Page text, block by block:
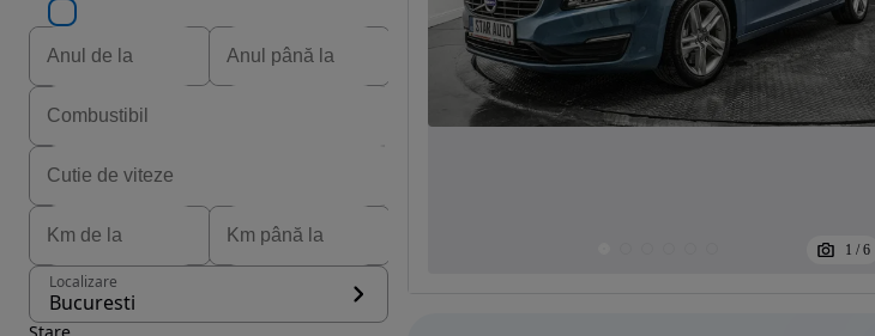
Localizare
Bucuresti
1 / 6